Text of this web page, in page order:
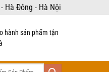
Hà Đông - Hà Nội
hành sản phẩm tận